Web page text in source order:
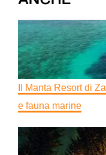
Il Manta Resort di
e fauna marine